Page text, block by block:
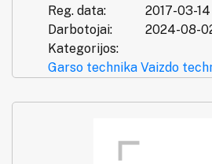
Reg. data:
2017-03-
Darbotojai:
2024-08-
Kategorijos:
Garso technika Vaizdo